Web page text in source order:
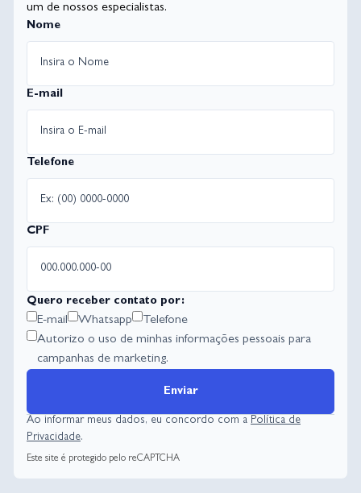
um de nossos especialistas.
Nome
E-mail
Telefone
CPF
Quero receber contato por:
E-mail Whatsapp
Telefone
Autorizo o uso de minhas informações pessoais para
campanhas de marketing.
Enviar
Ao informar meus dados, eu concordo com a Política de
Privacidade.
Este site é protegido pelo reCAPTCHA